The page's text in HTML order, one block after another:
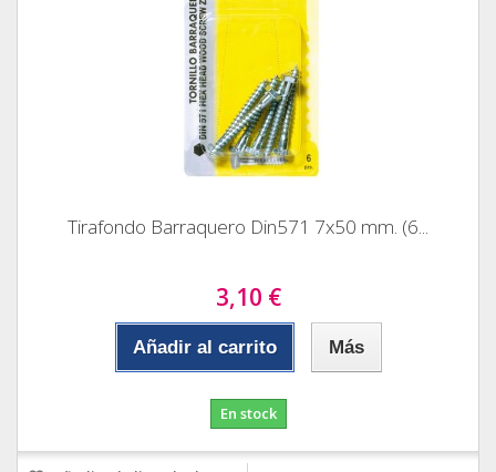
Tirafondo Barraquero Din571 7x50 mm. (6...
3,10 €
Añadir al carrito Más
En stock